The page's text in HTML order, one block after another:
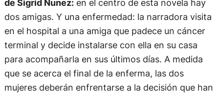
de Sigrid Nunez:en el centro de esta novela hay
dos amigas. Y una enfermedad: la narradora visita
en el hospital a una amiga que padece un cáncer
terminal y decide instalarse con ella en su casa
para acompañarla en sus últimos días. A medida
que se acerca el final de la enferma, las dos
mujeres deberán enfrentarse a la decisión que han